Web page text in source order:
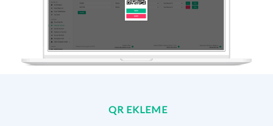
QR EKLEME